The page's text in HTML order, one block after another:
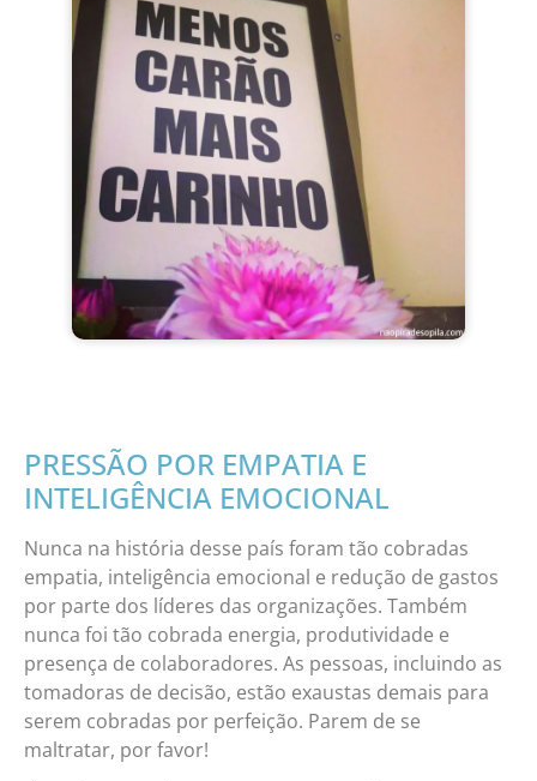
PRESSÃO POR EMPATIA E
INTELIGÊNCIA EMOCIONAL
Nunca na história desse país foram tão cobradas
empatia, inteligência emocional e redução de gastos
por parte dos líderes das organizações. Também
nunca foi tão cobrada energia, produtividade e
presença de colaboradores. As pessoas, incluindo as
tomadoras de decisão, estão exaustas demais para
serem cobradas por perfeição. Parem de se
maltratar, por favor!